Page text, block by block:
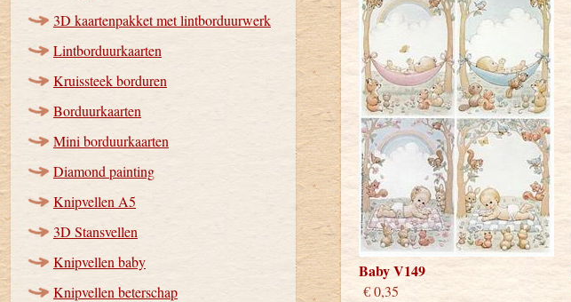
3D kaartenpakket met lintborduurwerk
Lintborduurkaarten
Kruissteek borduren
Borduurkaarten
Mini borduurkaarten
Diamond painting
Knipvellen A5
3D Stansvellen
Knipvellen baby
Knipvellen beterschap
Baby V149
€ 0,35